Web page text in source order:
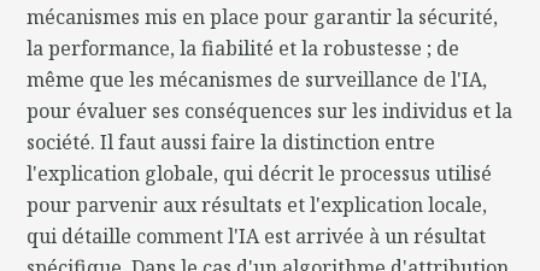
mécanismes mis en place pour garantir la sécurité,
la performance, la fiabilité et la robustesse ; de
même que les mécanismes de surveillance de l'IA,
pour évaluer ses conséquences sur les individus et la
société. Il faut aussi faire la distinction entre
l'explication globale, qui décrit le processus utilisé
pour parvenir aux résultats et l'explication locale,
qui détaille comment l'IA est arrivée à un résultat